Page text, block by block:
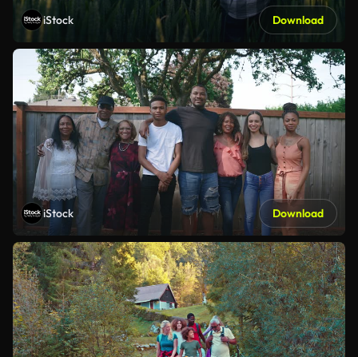
iStock Download
iStock Download